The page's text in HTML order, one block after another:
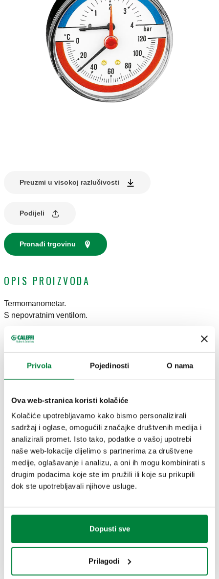
Privola Pojedinosti O nama
Ova web-stranica koristi kolačiće
Kolačiće upotrebljavamo kako bismo personalizirali
sadržaj i oglase, omogućili značajke društvenih medija i
analizirali promet. Isto tako, podatke o vašoj upotrebi
naše web-lokacije dijelimo s partnerima za društvene
medije, oglašavanje i analizu, a oni ih mogu kombinirati s
drugim podacima koje ste im pružili ili koje su prikupili
dok ste upotrebljavali njihove usluge.
Dopusti sve
Prilagodi
Preuzmi u visokoj razlučivosti
Podijeli
Pronađi trgovinu
OPIS PROIZVODA
Termomanometar.
S nepovratnim ventilom.
TEHNIČKI PODACI
80 mm
Stupanj preciznosti:Termometar UNI 2, Manometar UNI 2,5
CRTEŽI I SPECIFIKACIJE
Broj
dijela
Priključak
Skala
manometra
Actions
503040 centrični poleđinski
0–4 bar